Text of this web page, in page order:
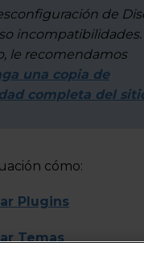
de
incompatibilidades.
le recomendamos
una copia de
completa del
cómo:
Plugins
Temas